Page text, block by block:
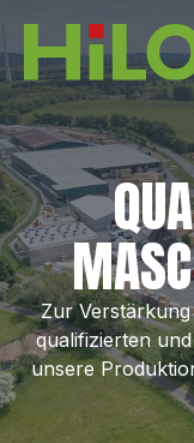
Zur
qualifizierten
unsere